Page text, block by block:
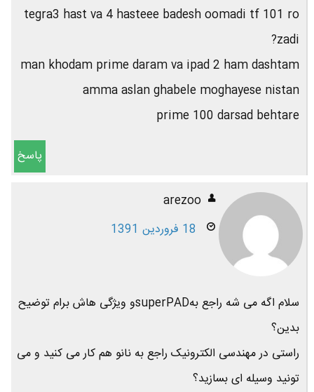
tegra3 hast va 4 hasteee badesh oomadi tf 101 ro
zadi?
man khodam prime daram va ipad 2 ham dashtam
amma aslan ghabele moghayese nistan
prime 100 darsad behtare
پاسخ
arezoo
18 فروردین 1391
سلام اگه می شه راجع بهsuperPADو ویژگی هاش برام توضیح
بدین؟
راستی در مهندسی الکترونیک راجع به نانو هم کار می کنید و می
تونید وسیله ای بسازید؟